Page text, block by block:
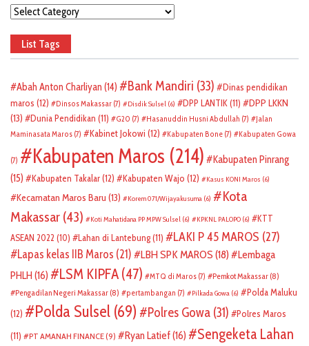
Categories
List Tags
Abah Anton Charliyan (14) Bank Mandiri (33)
Dinas pendidikan
maros (12) Dinsos Makassar (7) Disdik Sulsel (6) DPP LANTIK(11)
DPP LKKN
(13)
Dunia Pendidikan (11) G20 (7) Hasanuddin Husni Abdullah (7)
Jalan
Maminasata Maros (7) Kabinet Jokowi (12) Kabupaten Bone (7) Kabupaten Gowa
(7) Kabupaten Maros (214)
Kabupaten Pinrang
(15)
Kabupaten Takalar(12) Kabupaten Wajo (12) Kasus KONI Maros (6)
Kecamatan Maros Baru (13) Korem 071/Wijayakusuma (6)
Kota
Makassar (43) Koti Mahatidana PP MPW Sulsel (6) KPKNL PALOPO (6)
KTT
ASEAN 2022 (10) Lahan di Lantebung(11) LAKI P 45 MAROS (27)
Lapas kelas IIB Maros (21) LBH SPK MAROS (18)
Lembaga
PHLH (16) LSM KIPFA (47) MTQ di Maros (7) Pemkot Makassar (8)
Pengadilan Negeri Makassar (8) pertambangan (7) Pilkada Gowa (6)
Polda Maluku
(12)
Polda Sulsel (69) Polres Gowa (31)
Polres Maros
(11)
PT AMANAH FINANCE(9) Ryan Latief(16)
Sengeketa Lahan